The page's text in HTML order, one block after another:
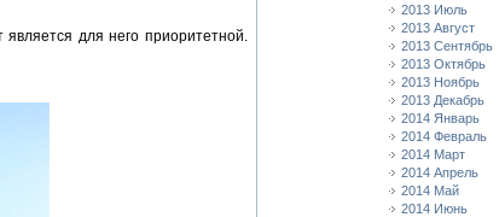
для него приоритетной.
2013 Июль
2013 Август
2013 Сентябрь
2013 Октябрь
2013 Ноябрь
2013 Декабрь
2014 Январь
2014 Февраль
2014 Март
2014 Апрель
2014 Май
2014 Июнь